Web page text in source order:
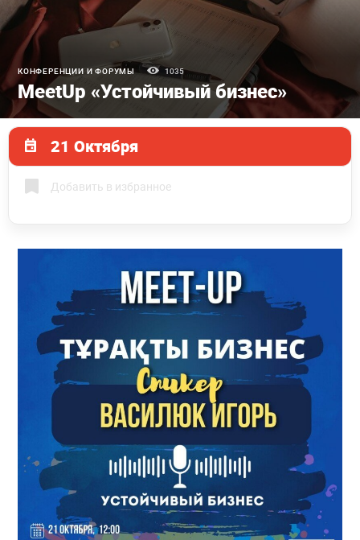
КОНФЕРЕНЦИИ И ФОРУМЫ 1035
MeetUp «Устойчивый бизнес»
21 Октября
Добавить в избранное